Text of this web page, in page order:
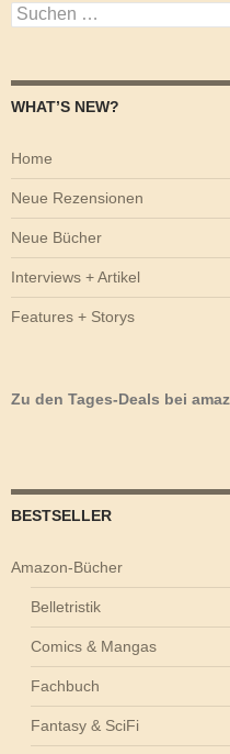
Suchen
nach:
WHAT’S NEW?
Home
Neue Rezensionen
Neue Bücher
Interviews + Artikel
Features + Storys
Zu den Tages-Deals bei
BESTSELLER
Amazon-Bücher
Belletristik
Comics & Mangas
Fachbuch
Fantasy & SciFi